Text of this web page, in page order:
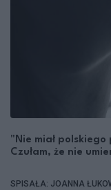
"Nie miał
Czułam, że nie
SPISAŁA: JOANNA